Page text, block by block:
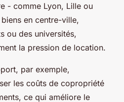
- comme Lyon, Lille ou
en centre-ville,
ou des universités,
la pression de location.
par exemple,
les coûts de copropriété
ce qui améliore le